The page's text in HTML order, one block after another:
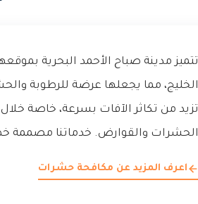
تتميز مدينة صباح الأحمد البحرية
الخليج، مما يجعلها عرضة للرطوبة
تزيد من تكاثر الآفات بسرعة، خاصة
الحشرات والقوارض. خدماتنا مصممة
اعرف المزيد عن مكافحة حشرات